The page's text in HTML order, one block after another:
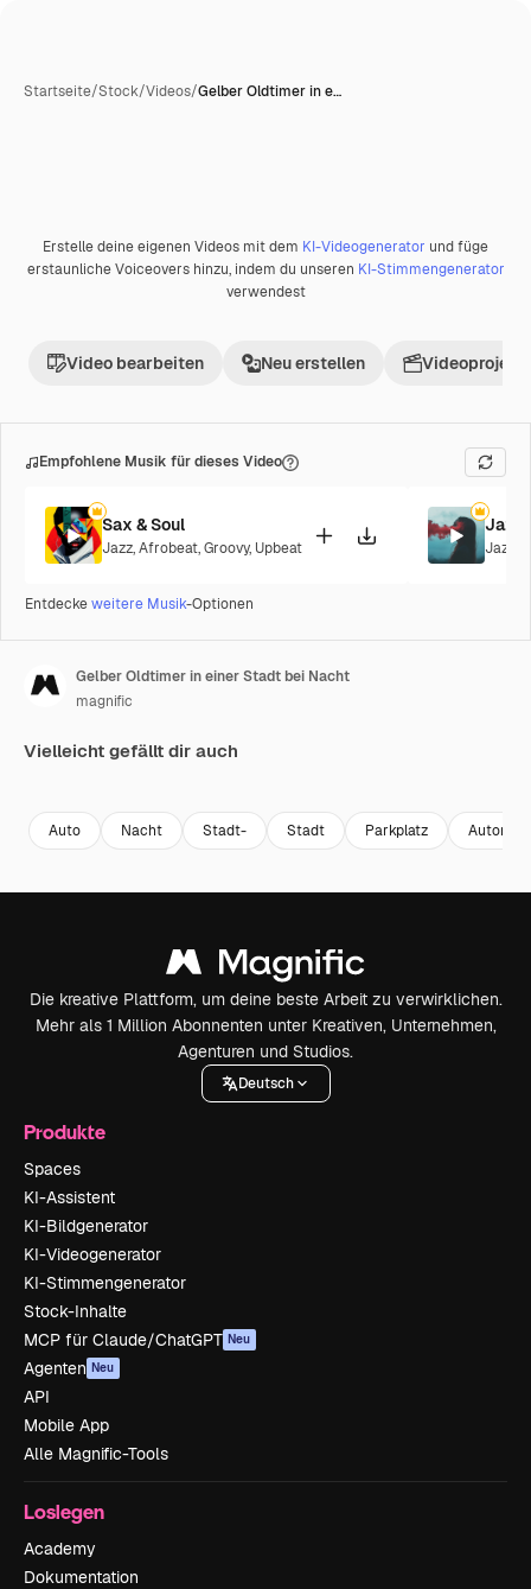
Startseite/Stock/Videos/Gelber Oldtimer in e…
Erstelle deine eigenen Videos mit dem KI-Videogenerator und füge
erstaunliche Voiceovers hinzu, indem du unseren KI-Stimmengenerator
verwendest
Video bearbeiten Neu erstellen Videoprojekt
Empfohlene Musik für dieses Video
Sax & Soul
Jazz,Afrobeat,Groovy, Upbeat Jazz
Entdeckeweitere Musik-Optionen
Gelber Oldtimer in einer Stadt bei Nacht
magnific
Vielleicht gefällt dir auch
Auto Nacht Stadt- Stadt Parkplatz
Die kreative Plattform, um deine beste Arbeit zu verwirklichen.
Mehr als 1 Million Abonnenten unter Kreativen, Unternehmen,
Agenturen und Studios.
Deutsch
Produkte
Spaces
KI-Assistent
KI-Bildgenerator
KI-Videogenerator
KI-Stimmengenerator
Stock-Inhalte
MCP für Claude/ChatGPT Neu
Agenten Neu
API
Mobile App
Alle Magnific-Tools
Loslegen
Academy
Dokumentation